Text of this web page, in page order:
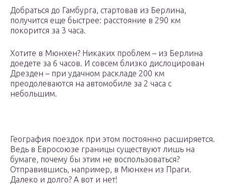
Добраться до Гамбурга, стартовав из Берлина,
получится еще быстрее: расстояние в 290 км
покорится за 3 часа.
Хотите в Мюнхен? Никаких проблем – из Берлина
доедете за 6 часов. И совсем близко дислоцирован
Дрезден – при удачном раскладе 200 км
преодолеваются на автомобиле за 2 часа с
небольшим.
География поездок при этом постоянно расширяется.
Ведь в Евросоюзе границы существуют лишь на
бумаге, почему бы этим не воспользоваться?
Отправившись, например, в Мюнхен из Праги.
Далеко и долго? А вот и нет!